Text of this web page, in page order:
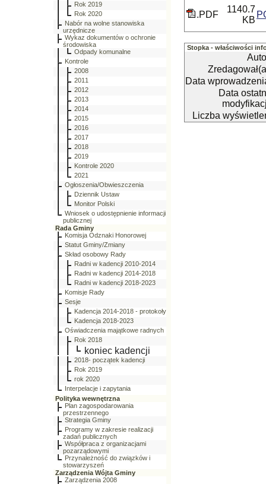
Rok 2019
Rok 2020
Nabór na wolne stanowiska
urzędnicze
Wykaz dokumentów o ochronie
środowiska
Odpady komunalne
Kontrole
2008
2011
2012
2013
2014
2015
2016
2017
2018
2019
Kontrole 2020
2021
Ogłoszenia/Obwieszczenia
Dziennik Ustaw
Monitor Polski
Wniosek o udostępnienie informacji
publicznej
Rada Gminy
Komisja Odznaki Honorowej
Statut Gminy/Zmiany
Skład osobowy Rady
Radni w kadencji 2010-2014
Radni w kadencji 2014-2018
Radni w kadencji 2018-2023
Komisje Rady
Sesje
Kadencja 2014-2018 - protokoły
Kadencja 2018-2023
Oświadczenia majątkowe radnych
Rok 2018
koniec kadencji
2018- początek kadencji
Rok 2019
rok 2020
Interpelacje i zapytania
Polityka wewnętrzna
Plan zagospodarowania
przestrzennego
Strategia Gminy
Programy w zakresie realizacji
zadań publicznych
Współpraca z organizacjami
pozarządowymi
Przynależność do związków i
stowarzyszeń
Zarządzenia Wójta Gminy
Zarządzenia 2008
.PDF
1140.7
KB
Stopka - właściwości
Data
Data
Liczba